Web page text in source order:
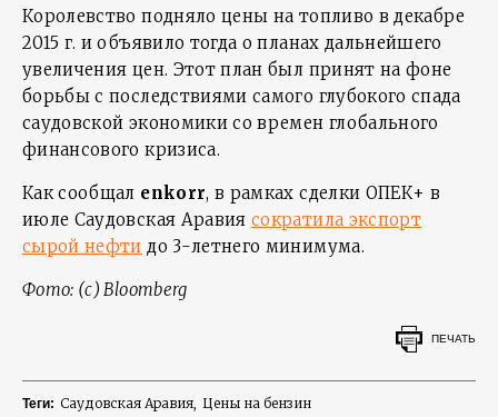
Королевство подняло цены на топливо в декабре
2015 г. и объявило тогда о планах дальнейшего
увеличения цен. Этот план был принят на фоне
борьбы с последствиями самого глубокого спада
саудовской экономики со времен глобального
финансового кризиса.
Как сообщал enkorr, в рамках сделки ОПЕК+ в
июле Саудовская Аравиясократила экспорт
сырой нефти до 3-летнего минимума.
Фото: (c) Bloomberg
ПЕЧАТЬ
Теги: Саудовская Аравия Цены на бензин